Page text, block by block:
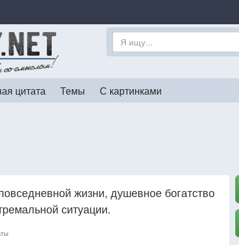
цитата Темы С картинками
жизни, душевное богатство
ситуации.